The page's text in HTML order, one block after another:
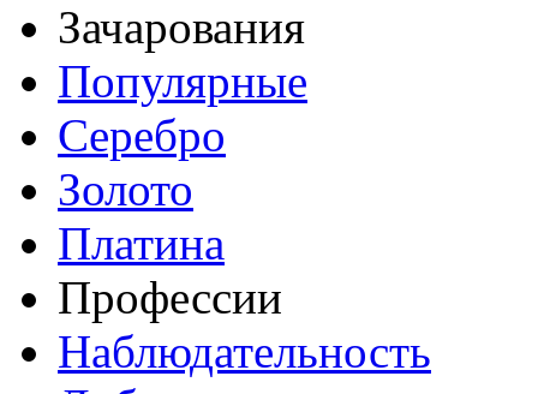
Зачарования
Популярные
Серебро
Золото
Платина
Профессии
Наблюдательность